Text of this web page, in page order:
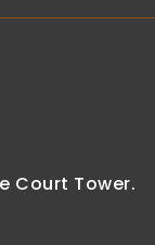
Court Tower.